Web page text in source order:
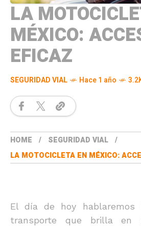
LA
MÉXICO:
EFICAZ
SEGURIDAD VIAL Hace 1 año
HOME
SEGURIDAD VIAL
LA MOTOCICLETA EN MÉXICO:
El día de hoy
transporte que brilla en